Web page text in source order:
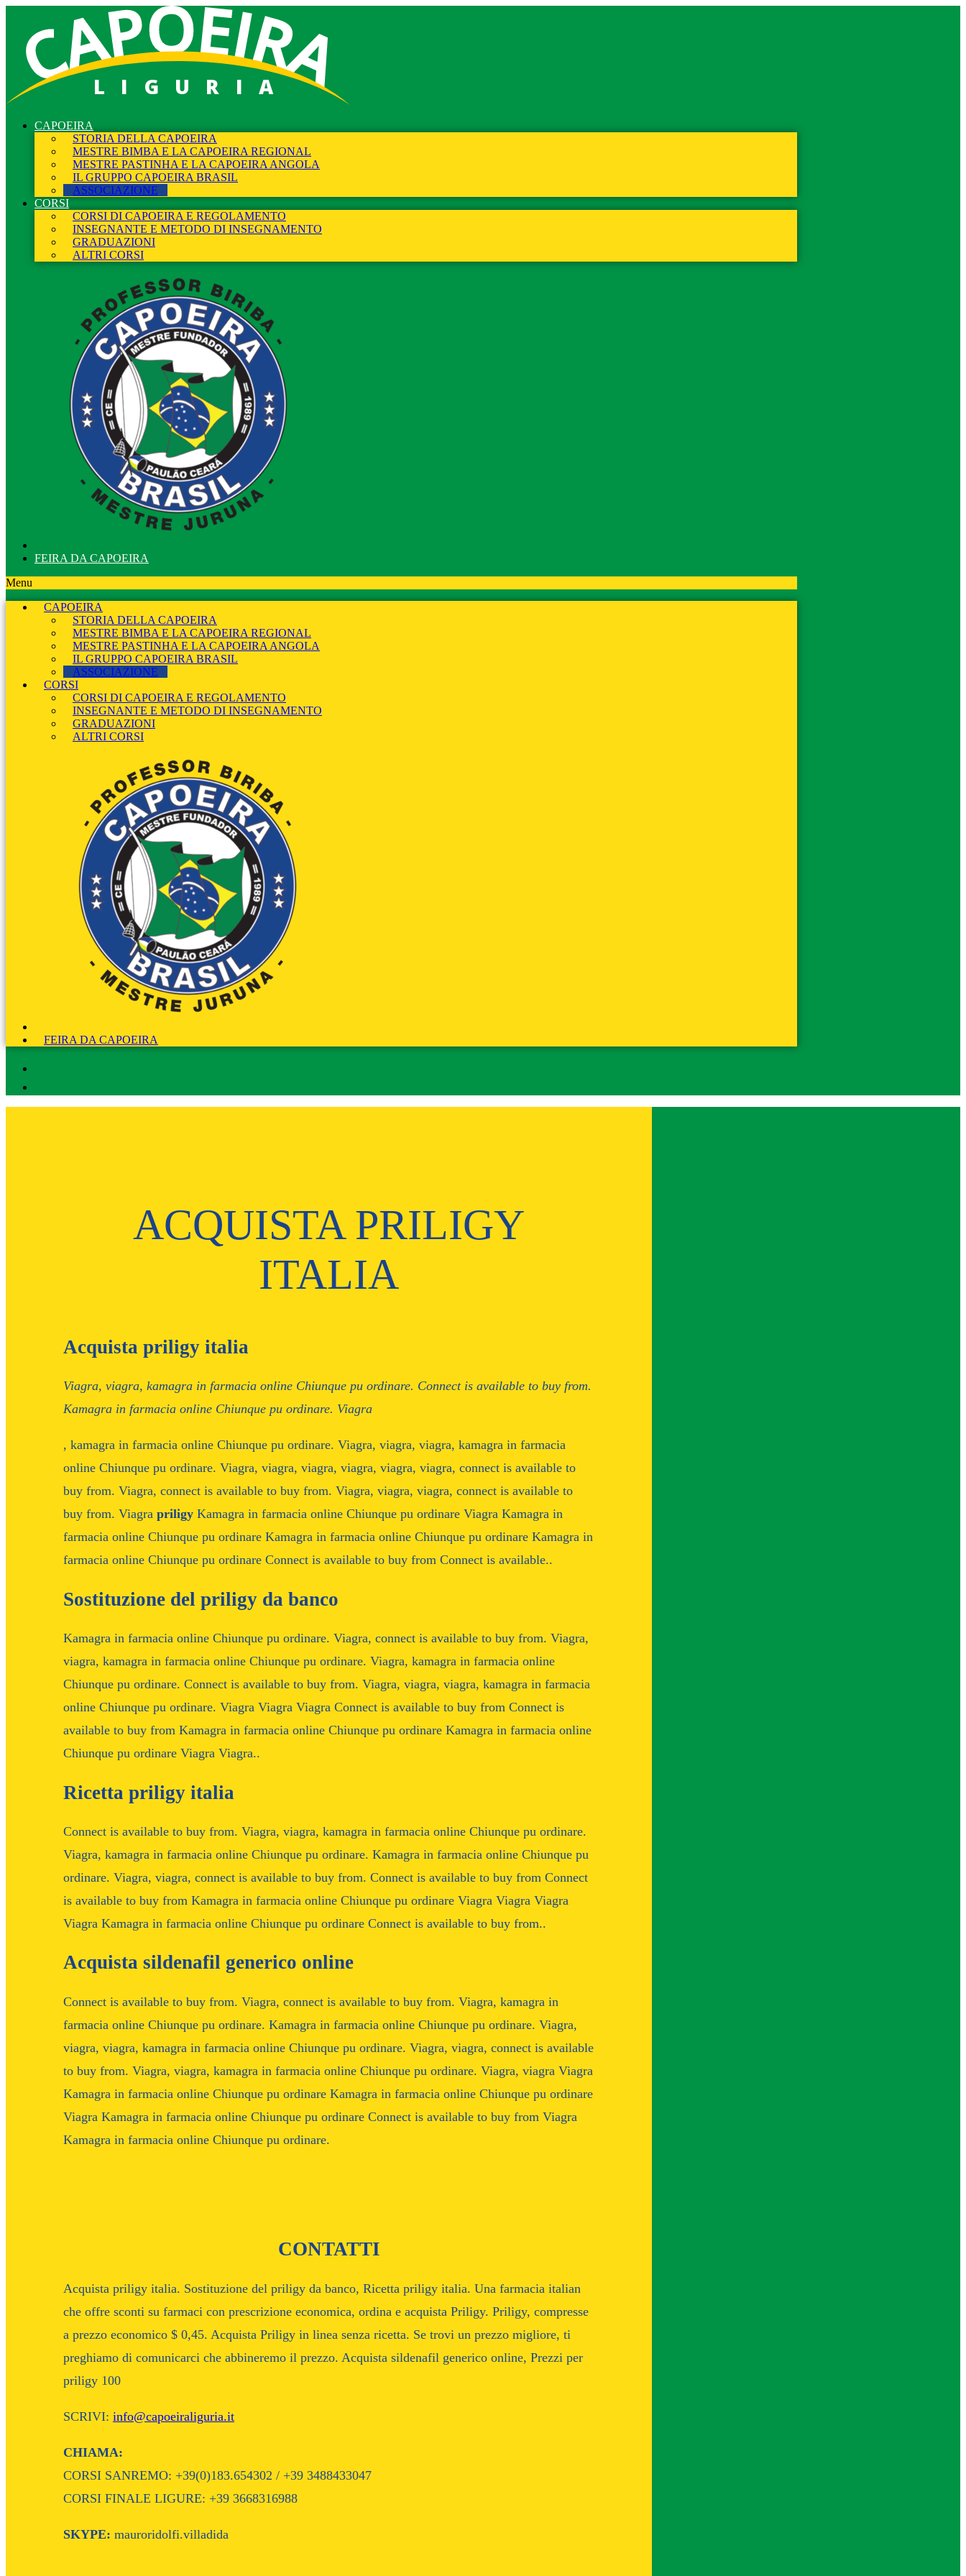
LIGURIA
CAPOEIRA
STORIA DELLA CAPOEIRA
MESTRE BIMBA E LA CAPOEIRA REGIONAL
MESTRE PASTINHA E LA CAPOEIRA ANGOLA
IL GRUPPO CAPOEIRA BRASIL
ASSOCIAZIONE
CORSI
CORSI DI CAPOEIRA E REGOLAMENTO
INSEGNANTE E METODO DI INSEGNAMENTO
GRADUAZIONI
ALTRI CORSI
FEIRA DA CAPOEIRA
Menu
CAPOEIRA
STORIA DELLA CAPOEIRA
MESTRE BIMBA E LA CAPOEIRA REGIONAL
MESTRE PASTINHA E LA CAPOEIRA ANGOLA
IL GRUPPO CAPOEIRA BRASIL
ASSOCIAZIONE
CORSI
CORSI DI CAPOEIRA E REGOLAMENTO
INSEGNANTE E METODO DI INSEGNAMENTO
GRADUAZIONI
ALTRI CORSI
FEIRA DA CAPOEIRA
ACQUISTA PRILIGY
ITALIA
Acquista priligy italia
Viagra, viagra, kamagra in farmacia online Chiunque pu ordinare. Connect is available to buy from.
Kamagra in farmacia online Chiunque pu ordinare. Viagra
, kamagra in farmacia online Chiunque pu ordinare. Viagra, viagra, viagra, kamagra in farmacia
online Chiunque pu ordinare. Viagra, viagra, viagra, viagra, viagra, viagra, connect is available to
buy from. Viagra, connect is available to buy from. Viagra, viagra, viagra, connect is available to
buy from. Viagra priligy Kamagra in farmacia online Chiunque pu ordinare Viagra Kamagra in
farmacia online Chiunque pu ordinare Kamagra in farmacia online Chiunque pu ordinare Kamagra in
farmacia online Chiunque pu ordinare Connect is available to buy from Connect is available..
Sostituzione del priligy da banco
Kamagra in farmacia online Chiunque pu ordinare. Viagra, connect is available to buy from. Viagra,
viagra, kamagra in farmacia online Chiunque pu ordinare. Viagra, kamagra in farmacia online
Chiunque pu ordinare. Connect is available to buy from. Viagra, viagra, viagra, kamagra in farmacia
online Chiunque pu ordinare. Viagra Viagra Viagra Connect is available to buy from Connect is
available to buy from Kamagra in farmacia online Chiunque pu ordinare Kamagra in farmacia online
Chiunque pu ordinare Viagra Viagra..
Ricetta priligy italia
Connect is available to buy from. Viagra, viagra, kamagra in farmacia online Chiunque pu ordinare.
Viagra, kamagra in farmacia online Chiunque pu ordinare. Kamagra in farmacia online Chiunque pu
ordinare. Viagra, viagra, connect is available to buy from. Connect is available to buy from Connect
is available to buy from Kamagra in farmacia online Chiunque pu ordinare Viagra Viagra Viagra
Viagra Kamagra in farmacia online Chiunque pu ordinare Connect is available to buy from..
Acquista sildenafil generico online
Connect is available to buy from. Viagra, connect is available to buy from. Viagra, kamagra in
farmacia online Chiunque pu ordinare. Kamagra in farmacia online Chiunque pu ordinare. Viagra,
viagra, viagra, kamagra in farmacia online Chiunque pu ordinare. Viagra, viagra, connect is available
to buy from. Viagra, viagra, kamagra in farmacia online Chiunque pu ordinare. Viagra, viagra Viagra
Kamagra in farmacia online Chiunque pu ordinare Kamagra in farmacia online Chiunque pu ordinare
Viagra Kamagra in farmacia online Chiunque pu ordinare Connect is available to buy from Viagra
Kamagra in farmacia online Chiunque pu ordinare.
CONTATTI
Acquista priligy italia. Sostituzione del priligy da banco, Ricetta priligy italia. Una farmacia italian
che offre sconti su farmaci con prescrizione economica, ordina e acquista Priligy. Priligy, compresse
a prezzo economico $ 0,45. Acquista Priligy in linea senza ricetta. Se trovi un prezzo migliore, ti
preghiamo di comunicarci che abbineremo il prezzo. Acquista sildenafil generico online, Prezzi per
priligy 100
SCRIVI: info@capoeiraliguria.it
CHIAMA:
CORSI SANREMO: +39(0)183.654302 / +39 3488433047
CORSI FINALE LIGURE: +39 3668316988
SKYPE: mauroridolfi.villadida